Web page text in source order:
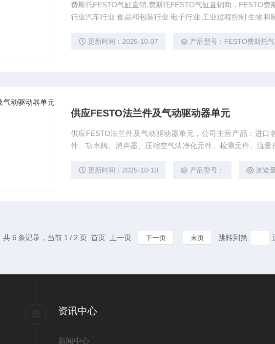
费斯托FESTO气缸直销,费斯托FESTO气缸直销商，FESTO费
行业汽车行业 食品和包装行业 电子行业 工业过程控制 生物和
更新时间：2025-10-07 产品型号：FESTO费斯托气囊式气缸
供应FESTO法兰件及气动驱动器单元
供应FESTO法兰件及气动驱动器单元，公司主营产品：进口
件、功率阀、消声器、压缩空气清净化元件、检测元件、流量
更新时间：2025-10-10 产品型号： 浏览
共 6 条记录，当前 1 / 2 页 首页 上一页 下一页 末页 跳转到第
资讯中心
新闻中心